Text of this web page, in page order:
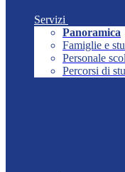
Servizi
Panoramica
Famiglie e
Personale
Percorsi di